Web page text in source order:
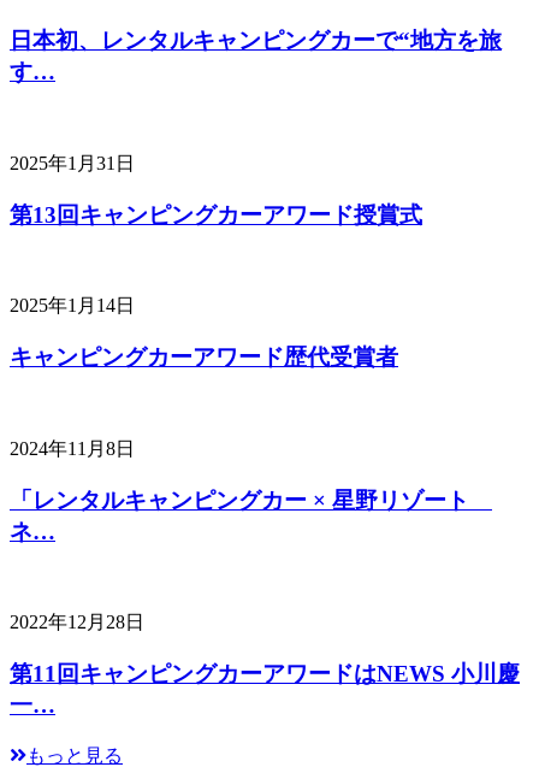
日本初、レンタルキャンピングカーで“地方を旅
す…
2025年1月31日
第13回キャンピングカーアワード授賞式
2025年1月14日
キャンピングカーアワード歴代受賞者
2024年11月8日
「レンタルキャンピングカー × 星野リゾート
ネ…
2022年12月28日
第11回キャンピングカーアワードはNEWS 小川慶
一…
もっと見る